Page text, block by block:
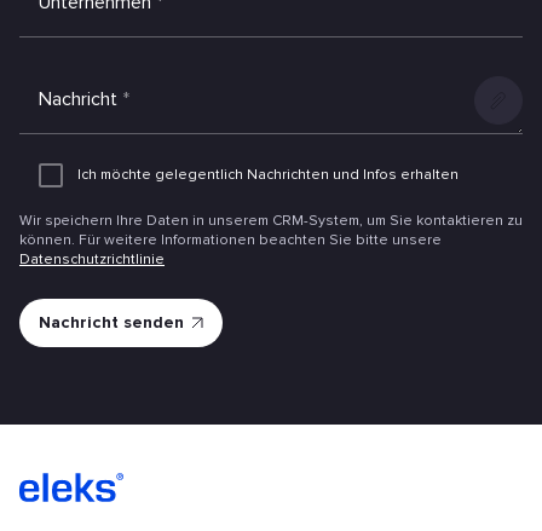
Nachricht *
Anlage
Ich möchte gelegentlich Nachrichten und Infos erhalten
Wir speichern Ihre Daten in unserem CRM-System, um Sie kontaktieren zu
können. Für weitere Informationen beachten Sie bitte unsere
Datenschutzrichtlinie